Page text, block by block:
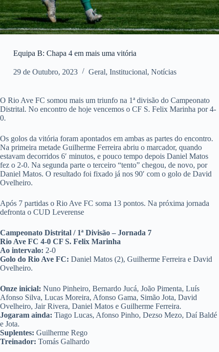
Equipa B: Chapa 4 em mais uma vitória
29 de Outubro, 2023 Geral, Institucional, Notícias
O Rio Ave FC somou mais um triunfo na 1ª divisão do Campeonato
Distrital. No encontro de hoje vencemos o CF S. Felix Marinha por 4-
0.
Os golos da vitória foram apontados em ambas as partes do encontro.
Na primeira metade Guilherme Ferreira abriu o marcador, quando
estavam decorridos 6′ minutos, e pouco tempo depois Daniel Matos
fez o 2-0. Na segunda parte o terceiro “tento” chegou, de novo, por
Daniel Matos. O resultado foi fixado já nos 90′ com o golo de David
Ovelheiro.
Após 7 partidas o Rio Ave FC soma 13 pontos. Na próxima jornada
defronta o CUD Leverense
Campeonato Distrital / 1ª Divisão – Jornada 7
Rio Ave FC 4-0 CF S. Felix Marinha
Ao intervalo: 2-0
Golo do Rio Ave FC: Daniel Matos (2), Guilherme Ferreira e David
Ovelheiro.
Onze inicial: Nuno Pinheiro, Bernardo Jucá, João Pimenta, Luís
Afonso Silva, Lucas Moreira, Afonso Gama, Simão Jota, David
Ovelheiro, Jair Rivera, Daniel Matos e Guilherme Ferreira.
Jogaram ainda: Tiago Lucas, Afonso Pinho, Dezso Mezo, Daí Baldé
e Jota.
Suplentes: Guilherme Rego
Treinador: Tomás Galhardo